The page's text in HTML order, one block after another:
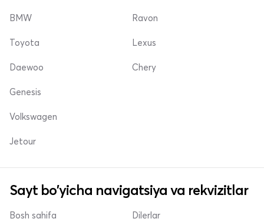
BMW
Toyota
Daewoo
Ravon
Lexus
Chery
Genesis
Volkswagen
Jetour
Sayt bo'yicha navigatsiya va rekvizitlar
Bosh sahifa Dilerlar